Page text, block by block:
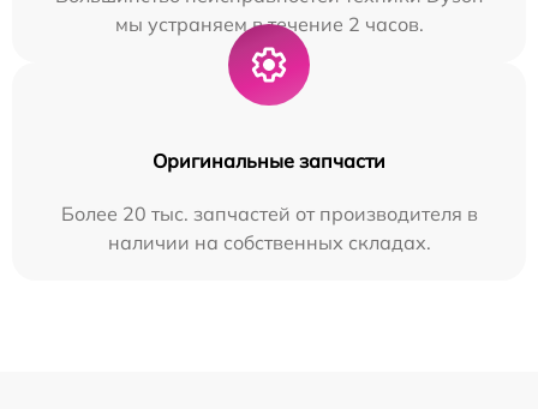
мы устраняем в течение 2 часов.
Оригинальные запчасти
Более 20 тыс. запчастей от производителя в
наличии на собственных складах.